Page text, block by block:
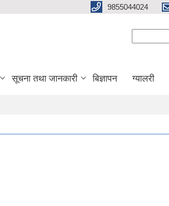
9855044024
सूचना तथा जानकारी बिज्ञापन ग्यालरी